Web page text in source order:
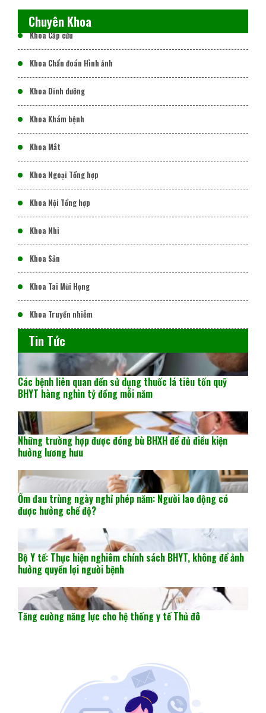
Chuyên Khoa
Khoa Cấp cứu
Khoa Chẩn đoán Hình ảnh
Khoa Dinh dưỡng
Khoa Khám bệnh
Khoa Mắt
Khoa Ngoại Tổng hợp
Khoa Nội Tổng hợp
Khoa Nhi
Khoa Sản
Khoa Tai Mũi Họng
Khoa Truyền nhiễm
Tin Tức
Các bệnh liên quan đến sử dụng thuốc lá tiêu tốn quỹ
BHYT hàng nghìn tỷ đồng mỗi năm
Những trường hợp được đóng bù BHXH để đủ điều kiện
hưởng lương hưu
Ốm đau trùng ngày nghỉ phép năm: Người lao động có
được hưởng chế độ?
Bộ Y tế: Thực hiện nghiêm chính sách BHYT, không để ảnh
hưởng quyền lợi người bệnh
Tăng cường năng lực cho hệ thống y tế Thủ đô